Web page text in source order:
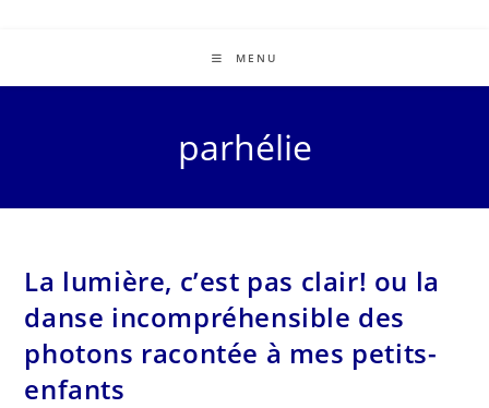
MENU
parhélie
La lumière, c’est pas clair! ou la
danse incompréhensible des
photons racontée à mes petits-
enfants